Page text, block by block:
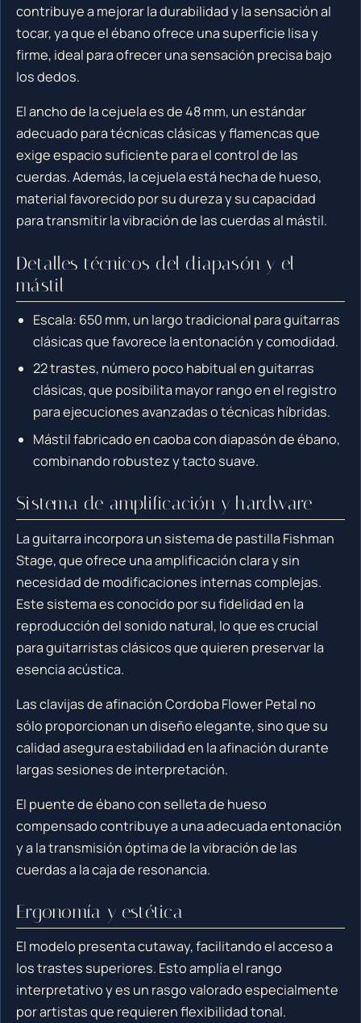
contribuye a mejorar la durabilidad y la sensación al
tocar, ya que el ébano ofrece una superficie lisa y
firme, ideal para ofrecer una sensación precisa bajo
los dedos.
El ancho de la cejuela es de 48 mm, un estándar
adecuado para técnicas clásicas y flamencas que
exige espacio suficiente para el control de las
cuerdas. Además, la cejuela está hecha de hueso,
material favorecido por su dureza y su capacidad
para transmitir la vibración de las cuerdas al mástil.
Detalles técnicos del diapasón y el
mástil
Escala: 650 mm, un largo tradicional para guitarras
clásicas que favorece la entonación y comodidad.
22 trastes, número poco habitual en guitarras
clásicas, que posibilita mayor rango en el registro
para ejecuciones avanzadas o técnicas híbridas.
Mástil fabricado en caoba con diapasón de ébano,
combinando robustez y tacto suave.
Sistema de amplificación y hardware
La guitarra incorpora un sistema de pastilla Fishman
Stage, que ofrece una amplificación clara y sin
necesidad de modificaciones internas complejas.
Este sistema es conocido por su fidelidad en la
reproducción del sonido natural, lo que es crucial
para guitarristas clásicos que quieren preservar la
esencia acústica.
Las clavijas de afinación Cordoba Flower Petal no
sólo proporcionan un diseño elegante, sino que su
calidad asegura estabilidad en la afinación durante
largas sesiones de interpretación.
El puente de ébano con selleta de hueso
compensado contribuye a una adecuada entonación
y a la transmisión óptima de la vibración de las
cuerdas a la caja de resonancia.
Ergonomía y estética
El modelo presenta cutaway, facilitando el acceso a
los trastes superiores. Esto amplía el rango
interpretativo y es un rasgo valorado especialmente
por artistas que requieren flexibilidad tonal.